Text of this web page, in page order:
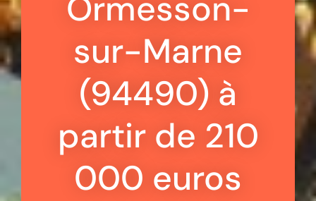
sur-Marne
(94490) à
partir de 210
000 euros